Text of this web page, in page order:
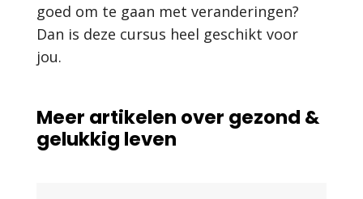
goed om te gaan met veranderingen?
Dan is deze cursus heel geschikt voor
jou.
Meer artikelen over gezond &
gelukkig leven